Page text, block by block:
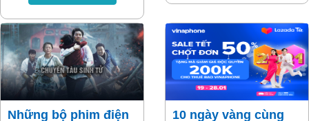
Những bộ phim điện
10 ngày vàng cùng